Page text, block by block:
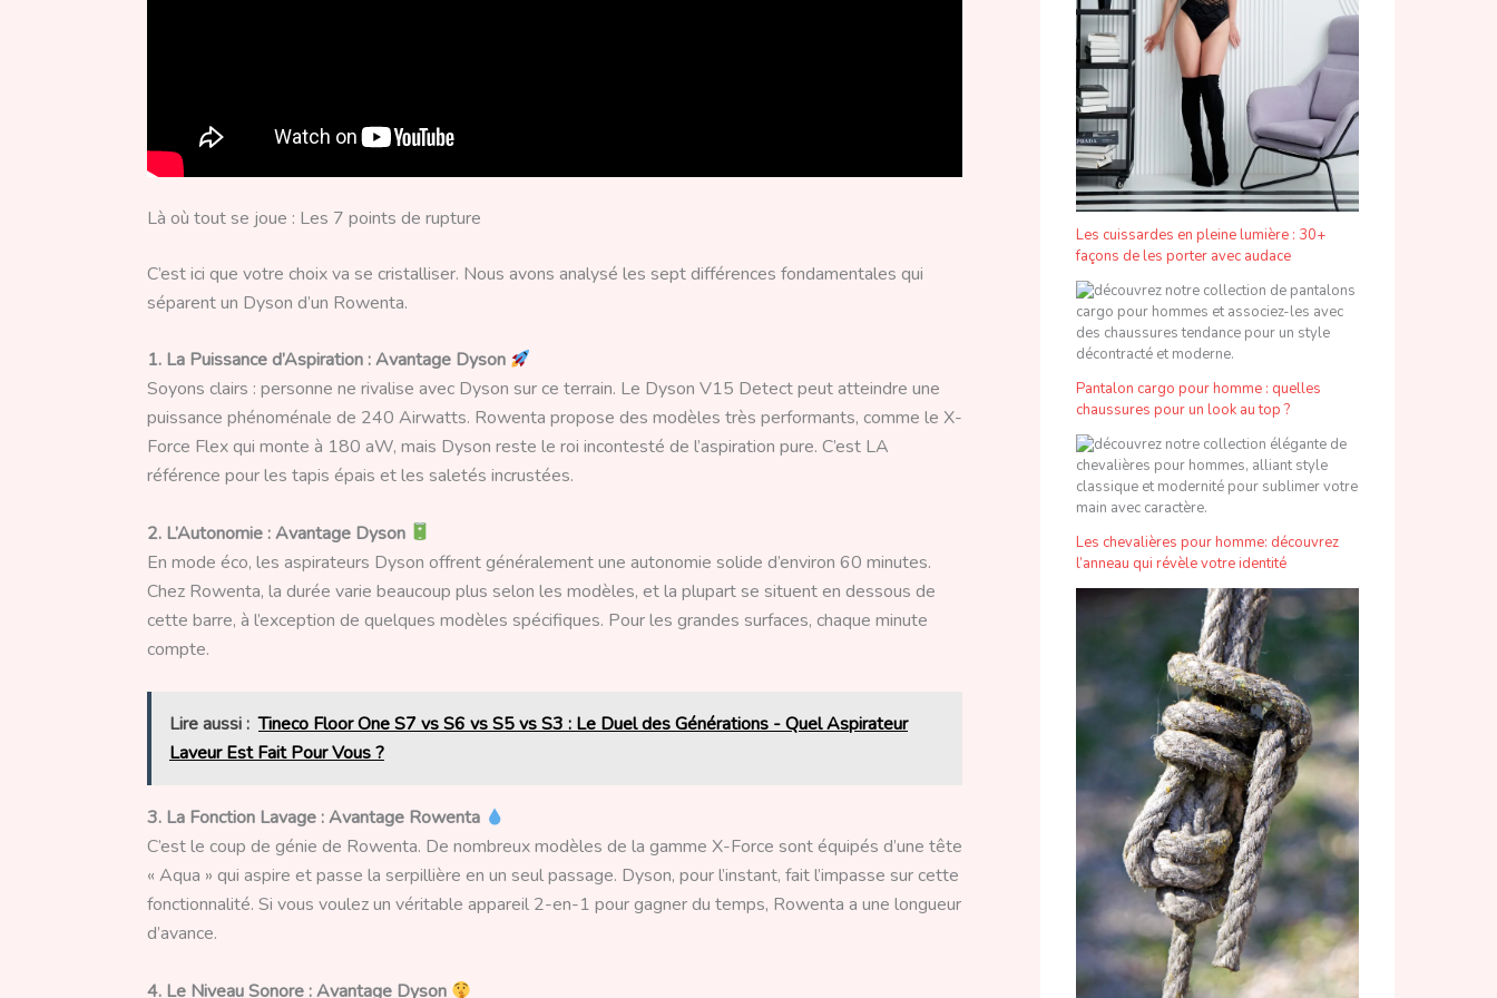
Là où tout se joue : Les 7 points de rupture
C’est ici que votre choix va se cristalliser. Nous avons analysé les sept différences fondamentales qui
séparent un Dyson d’un Rowenta.
1. La Puissance d’Aspiration : Avantage Dyson
Soyons clairs : personne ne rivalise avec Dyson sur ce terrain. Le Dyson V15 Detect peut atteindre une
puissance phénoménale de 240 Airwatts. Rowenta propose des modèles très performants, comme le X-
Force Flex qui monte à 180 aW, mais Dyson reste le roi incontesté de l’aspiration pure. C’est LA
référence pour les tapis épais et les saletés incrustées.
2. L’Autonomie : Avantage Dyson
En mode éco, les aspirateurs Dyson offrent généralement une autonomie solide d’environ 60 minutes.
Chez Rowenta, la durée varie beaucoup plus selon les modèles, et la plupart se situent en dessous de
cette barre, à l’exception de quelques modèles spécifiques. Pour les grandes surfaces, chaque minute
compte.
Lire aussi : Tineco Floor One S7 vs S6 vs S5 vs S3 : Le Duel des Générations - Quel Aspirateur
Laveur Est Fait Pour Vous ?
3. La Fonction Lavage : Avantage Rowenta
C’est le coup de génie de Rowenta. De nombreux modèles de la gamme X-Force sont équipés d’une tête
« Aqua » qui aspire et passe la serpillière en un seul passage. Dyson, pour l’instant, fait l’impasse sur cette
fonctionnalité. Si vous voulez un véritable appareil 2-en-1 pour gagner du temps, Rowenta a une longueur
d’avance.
4. Le Niveau Sonore : Avantage Dyson
Les cuissardes en pleine lumière : 30+
façons de les porter avec audace
Pantalon cargo pour homme : quelles
chaussures pour un look au top ?
Les chevalières pour homme: découvrez
l’anneau qui révèle votre identité